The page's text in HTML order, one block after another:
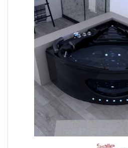
connexion USB prévue à cet
intégrés. Le + : choisissez la
une intégration parfaite